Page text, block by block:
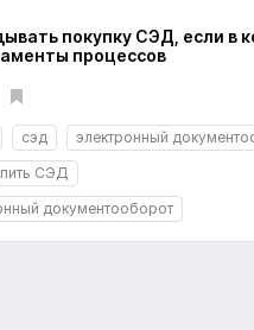
покупку СЭД, если в
процессов
сэд
электронный
СЭД
документооборот